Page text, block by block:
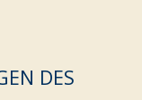
DES